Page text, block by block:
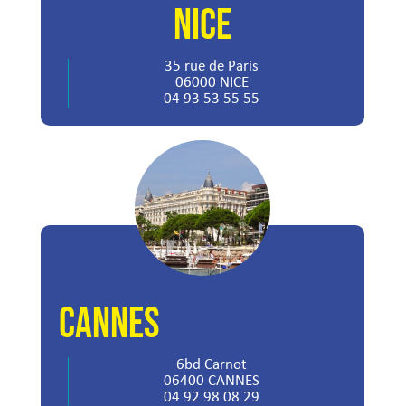
NICE
35 rue de Paris
06000 NICE
04 93 53 55 55
CANNES
6bd Carnot
06400 CANNES
04 92 98 08 29